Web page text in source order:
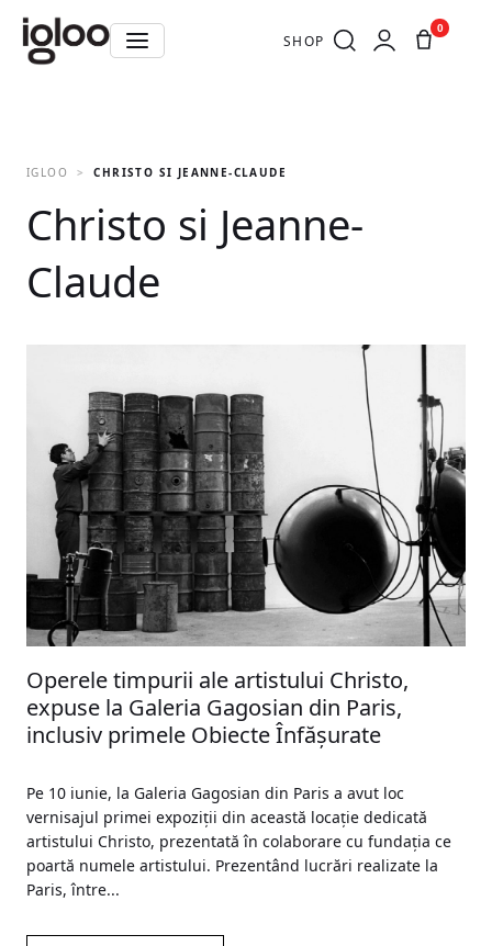
SHOP
0
IGLOO CHRISTO SI JEANNE-CLAUDE
Christo si Jeanne-
Claude
Operele timpurii ale artistului Christo,
expuse la Galeria Gagosian din Paris,
inclusiv primele Obiecte Înfăşurate
Pe 10 iunie, la Galeria Gagosian din Paris a avut loc
vernisajul primei expoziţii din această locaţie dedicată
artistului Christo, prezentată în colaborare cu fundaţia ce
poartă numele artistului. Prezentând lucrări realizate la
Paris, între...